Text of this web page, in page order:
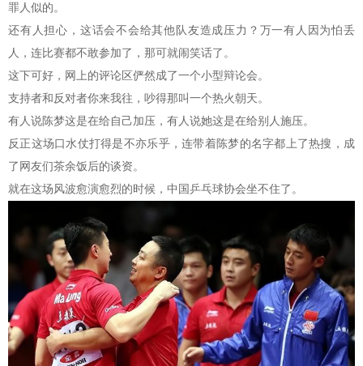
罪人似的。
还有人担心，这话会不会给其他队友造成压力？万一有人因为怕丢
人，连比赛都不敢参加了，那可就闹笑话了。
这下可好，网上的评论区俨然成了一个小型辩论会。
支持者和反对者你来我往，吵得那叫一个热火朝天。
有人说陈梦这是在给自己加压，有人说她这是在给别人施压。
反正这场口水仗打得是不亦乐乎，连带着陈梦的名字都上了热搜，成
了网友们茶余饭后的谈资。
就在这场风波愈演愈烈的时候，中国乒乓球协会坐不住了。